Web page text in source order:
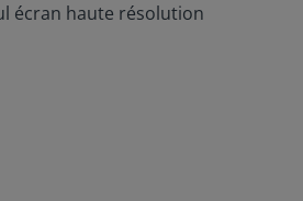
écran haute résolution